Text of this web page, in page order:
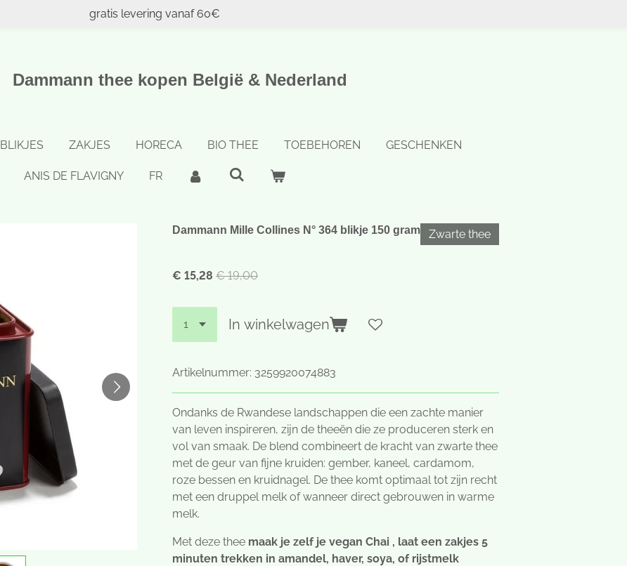
gratis levering vanaf 60€
Dammann thee kopen België & Nederland
BLIKJES ZAKJES HORECA BIO THEE TOEBEHOREN GESCHENKEN
ANIS DE FLAVIGNY FR
Dammann Mille Collines N° 364 blikje 150 gram Zwarte thee
€ 15,28 € 19,00
In winkelwagen
Artikelnummer: 3259920074883
Ondanks de Rwandese landschappen die een zachte manier
van leven inspireren, zijn de theeën die ze produceren sterk en
vol van smaak. De blend combineert de kracht van zwarte thee
met de geur van fijne kruiden: gember, kaneel, cardamom,
roze bessen en kruidnagel. De thee komt optimaal tot zijn recht
met een druppel melk of wanneer direct gebrouwen in warme
melk.
Met deze thee maak je zelf je vegan Chai , laat een zakjes 5
minuten trekken in amandel, haver, soya, of rijstmelk